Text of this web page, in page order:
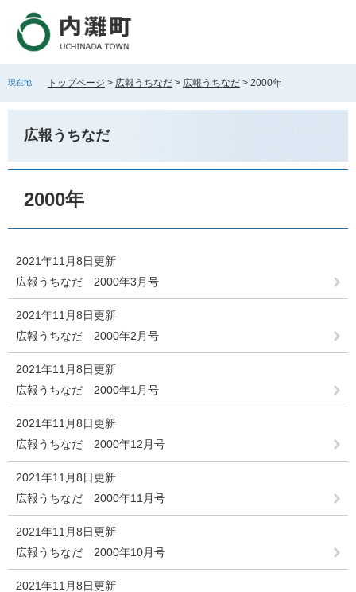
で
ば
現在地 トップページ > 広報うちなだ > 広報うちなだ > 2000年
広報うちなだ
2000年
2021年11月8日更新
広報うちなだ 2000年3月号
2021年11月8日更新
広報うちなだ 2000年2月号
2021年11月8日更新
広報うちなだ 2000年1月号
2021年11月8日更新
広報うちなだ 2000年12月号
2021年11月8日更新
広報うちなだ 2000年11月号
2021年11月8日更新
広報うちなだ 2000年10月号
2021年11月8日更新